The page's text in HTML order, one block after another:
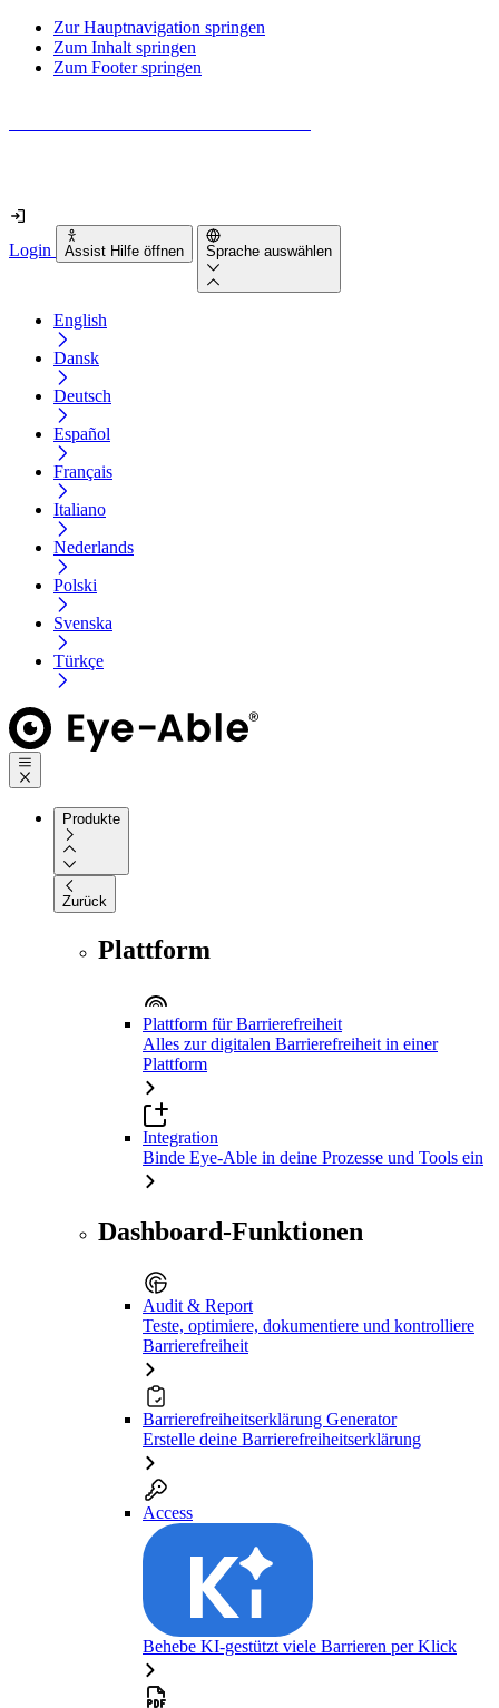
Zur Hauptnavigation springen
Zum Inhalt springen
Zum Footer springen
Login Assist Hilfe öffnen Sprache auswählen
English
Dansk
Deutsch
Español
Français
Italiano
Nederlands
Polski
Svenska
Türkçe
Produkte
Zurück
Plattform
Plattform für Barrierefreiheit
Alles zur digitalen Barrierefreiheit in einer
Plattform
Integration
Binde Eye-Able in deine Prozesse und Tools ein
Dashboard-Funktionen
Audit & Report
Teste, optimiere, dokumentiere und kontrolliere
Barrierefreiheit
Barrierefreiheitserklärung Generator
Erstelle deine Barrierefreiheitserklärung
Access
Behebe KI-gestützt viele Barrieren per Klick